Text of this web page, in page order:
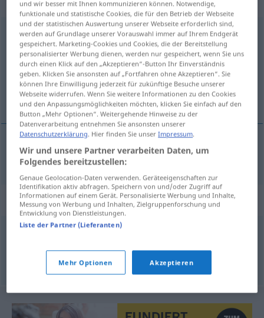
verregnetadj
Übersicht aller Übersetzungen
(Für mehr Details die Übersetzung anklicken/antippen)
regnig
regnig verregnet
Synonyme für "verregnet"
© OpenThesaurus.de
und wir besser mit Ihnen kommunizieren können. Notwendige,
funktionale und statistische Cookies, die für den Betrieb der Webseite
und der statistischen Auswertung unserer Webseite erforderlich sind,
werden auf Grundlage unserer Vorauswahl immer auf Ihrem Endgerät
gespeichert. Marketing-Cookies und Cookies, die der Bereitstellung
personalisierter Werbung dienen, werden nur gespeichert, wenn Sie uns
durch einen Klick auf den „Akzeptieren“-Button Ihr Einverständnis
geben. Klicken Sie ansonsten auf „Fortfahren ohne Akzeptieren“. Sie
können Ihre Einwilligung jederzeit für zukünftige Besuche unserer
Webseite widerrufen. Wenn Sie weitere Informationen zu den Cookies
und den Anpassungsmöglichkeiten möchten, klicken Sie einfach auf den
Button „Mehr Optionen“. Weitergehende Hinweise zu der
Datenverarbeitung entnehmen Sie ansonsten unserer
Datenschutzerklärung. Hier finden Sie unserImpressum.
Wir und unsere Partner verarbeiten Daten, um
Folgendes bereitzustellen:
Genaue Geolocation-Daten verwenden. Geräteeigenschaften zur
Identifikation aktiv abfragen. Speichern von und/oder Zugriff auf
Informationen auf einem Gerät. Personalisierte Werbung und Inhalte,
Messung von Werbung und Inhalten, Zielgruppenforschung und
Entwicklung von Dienstleistungen.
Liste der Partner (Lieferanten)
Mehr Optionen Akzeptieren